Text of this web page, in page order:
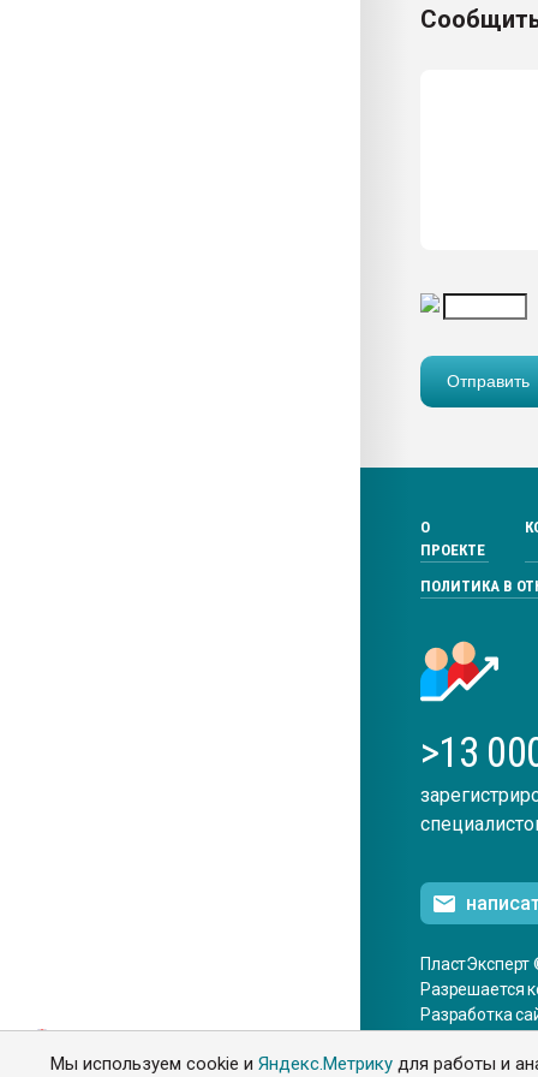
Мы используем cookie иЯндекс.Метрику для работы и
О
ПРОЕКТЕ
ПОЛИТИКА В
>13
Разрешается
Разработка